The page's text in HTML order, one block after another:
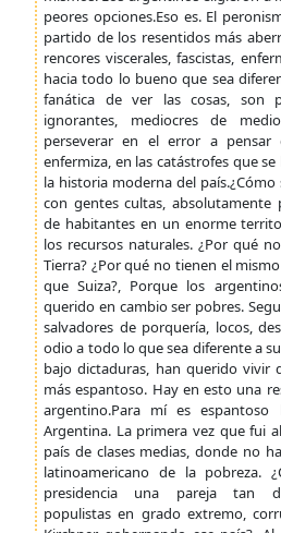
peores opciones.Eso es. El
partido de los resentidos más
rencores viscerales, fascistas,
hacia todo lo bueno que sea
fanática de ver las cosas, son
ignorantes, mediocres de
perseverar en el error a pensar
enfermiza, en las catástrofes que
la historia moderna del
con gentes cultas, absolutamente
de habitantes en un enorme
los recursos naturales. ¿Por qué
Tierra? ¿Por qué no tienen el
que Suiza?, Porque los
querido en cambio ser pobres.
salvadores de porquería, locos,
odio a todo lo que sea diferente a
bajo dictaduras, han querido vivir
más espantoso. Hay en esto una
argentino.Para mí es
Argentina. La primera vez que fui
país de clases medias, donde no
latinoamericano de la pobreza.
presidencia una pareja tan
populistas en grado extremo,